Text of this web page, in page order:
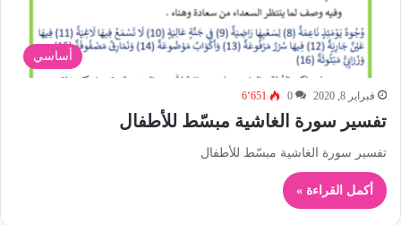
أساسي
فبراير 8, 2020 0 6٬651
تفسير سورة الغاشية مبسّط للأطفال
تفسير سورة الغاشية مبسّط للأطفال
أكمل القراءة »